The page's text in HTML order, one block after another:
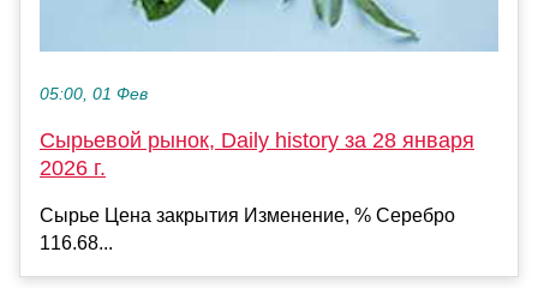
05:00, 01 Фев
Сырьевой рынок, Daily history за 28 января
2026 г.
Сырье Цена закрытия Изменение, % Серебро
116.68...